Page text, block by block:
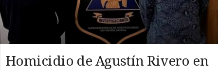
Homicidio de Agustín Rivero en